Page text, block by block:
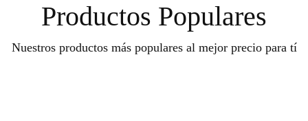
Productos Populares
Nuestros productos más populares al mejor precio para tí